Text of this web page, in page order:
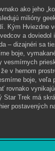
ako jeho
milióny
Kým Hviezdne
a doviedol
– dizajnéri sa
boje,
vesmírnych
v hernom
boje, veľa
rovnako
Star Trek má
postavených